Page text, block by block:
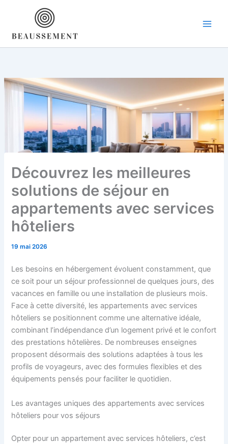
Découvrez les meilleures
solutions de séjour en
appartements avec services
hôteliers
19 mai 2026
Les besoins en hébergement évoluent constamment, que
ce soit pour un séjour professionnel de quelques jours, des
vacances en famille ou une installation de plusieurs mois.
Face à cette diversité, les appartements avec services
hôteliers se positionnent comme une alternative idéale,
combinant l’indépendance d’un logement privé et le confort
des prestations hôtelières. De nombreuses enseignes
proposent désormais des solutions adaptées à tous les
profils de voyageurs, avec des formules flexibles et des
équipements pensés pour faciliter le quotidien.
Les avantages uniques des appartements avec services
hôteliers pour vos séjours
Opter pour un appartement avec services hôteliers, c’est